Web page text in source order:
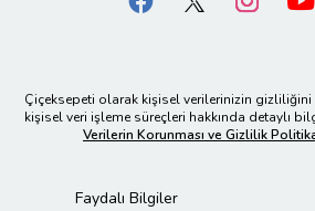
Çiçeksepeti olarak kişisel verilerinizin
kişisel veri işleme süreçleri hakkında detaylı
Verilerin Korunması ve Gizlilik
Faydalı Bilgiler